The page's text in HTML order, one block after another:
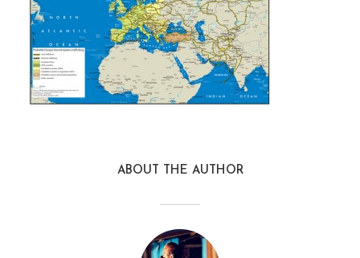
ABOUT THE AUTHOR